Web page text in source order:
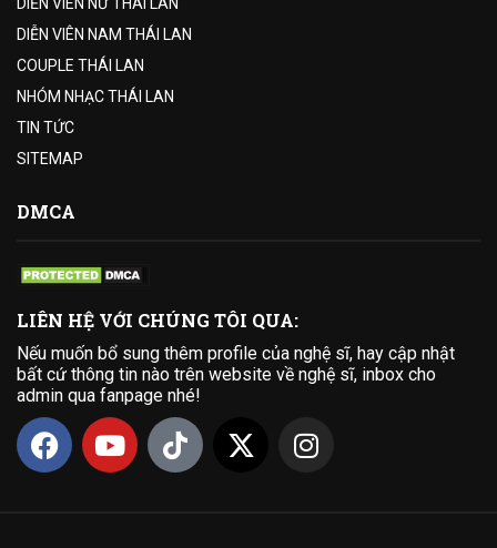
DIỄN VIÊN NAM THÁI LAN
COUPLE THÁI LAN
NHÓM NHẠC THÁI LAN
TIN TỨC
SITEMAP
DMCA
LIÊN HỆ VỚI CHÚNG TÔI QUA:
Nếu muốn bổ sung thêm profile của nghệ sĩ, hay cập nhật
bất cứ thông tin nào trên website về nghệ sĩ, inbox cho
admin qua fanpage nhé!